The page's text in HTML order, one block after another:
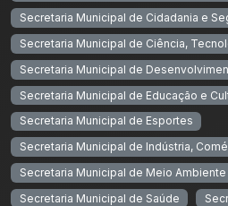
Secretaria Municipal de Cidadania e
Secretaria Municipal de Ciência,
Secretaria Municipal de
Secretaria Municipal de Educação e
Secretaria Municipal de Esportes
Secretaria Municipal de Indústria,
Secretaria Municipal de Meio Ambiente
Secretaria Municipal de Saúde